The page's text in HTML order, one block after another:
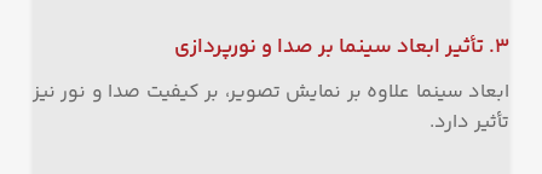
۳. تأثیر ابعاد سینما بر صدا و نورپردازی
ابعاد سینما علاوه بر نمایش تصویر، بر کیفیت صدا و نور نیز
تأثیر دارد.